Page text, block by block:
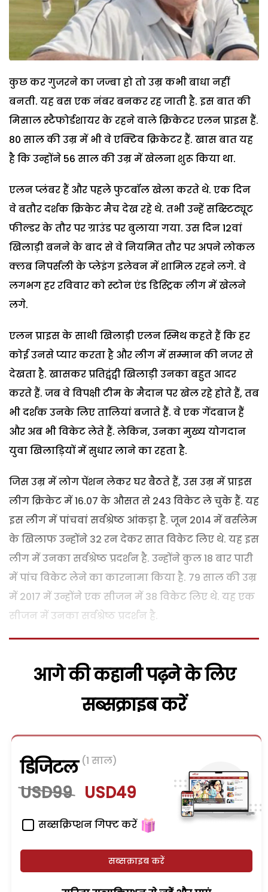
कुछ कर गुजरने का जज्बा हो तो उम्र कभी बाधा नहीं
बनती. यह बस एक नंबर बनकर रह जाती है. इस बात की
मिसाल स्टैफोर्डशायर के रहने वाले क्रिकेटर एलन प्राइस हैं.
80 साल की उम्र में भी वे एक्टिव क्रिकेटर हैं. खास बात यह
है कि उन्होंने 56 साल की उम्र में खेलना शुरू किया था.
एलन प्लंबर हैं और पहले फुटबॉल खेला करते थे. एक दिन
वे बतौर दर्शक क्रिकेट मैच देख रहे थे. तभी उन्हें सब्स्टिट्यूट
फील्डर के तौर पर ग्राउंड पर बुलाया गया. उस दिन 12वां
खिलाड़ी बनने के बाद से वे नियमित तौर पर अपने लोकल
क्लब निपर्सली के प्लेइंग इलेवन में शामिल रहने लगे. वे
लगभग हर रविवार को स्टोन एंड डिस्ट्रिक लीग में खेलने
लगे.
एलन प्राइस के साथी खिलाड़ी एलन स्मिथ कहते हैं कि हर
कोई उनसे प्यार करता है और लीग में सम्मान की नजर से
देखता है. खासकर प्रतिद्वंद्वी खिलाड़ी उनका बहुत आदर
करते हैं. जब वे विपक्षी टीम के मैदान पर खेल रहे होते हैं, तब
भी दर्शक उनके लिए तालियां बजाते हैं. वे एक गेंदबाज हैं
और अब भी विकेट लेते हैं. लेकिन, उनका मुख्य योगदान
युवा खिलाड़ियों में सुधार लाने का रहता है.
जिस उम्र में लोग पेंशन लेकर घर बैठते हैं, उस उम्र में प्राइस
लीग क्रिकेट में 16.07 के औसत से 243 विकेट ले चुके हैं. यह
इस लीग में पांचवां सर्वश्रेष्ठ आंकड़ा है. जून 2014 में बर्सलेम
के खिलाफ उन्होंने 32 रन देकर सात विकेट लिए थे. यह इस
लीग में उनका सर्वश्रेष्ठ प्रदर्शन है. उन्होंने कुल 18 बार पारी
में पांच विकेट लेने का कारनामा किया है. 79 साल की उम्र
में 2017 में उन्होंने एक सीजन में 38 विकेट लिए थे. यह एक
सीजन में उनका सर्वश्रेष्ठ प्रदर्शन है.
आगे की कहानी पढ़ने के लिए
सब्सक्राइब करें
डिजिटल (1 साल)
USD99 USD49
सब्सक्रिप्शन गिफ्ट करें
सब्सक्राइब करें